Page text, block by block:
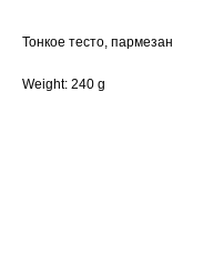
Тонкое тесто, пармезан
Weight: 240 g